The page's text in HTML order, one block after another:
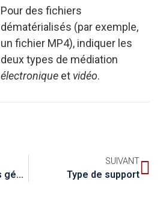
Pour des fichiers
dématérialisés (par exemple,
un fichier MP4), indiquer les
deux types de médiation
électronique et vidéo.
Recommandations générales sur la description des supports
SUIVANT
Type de support